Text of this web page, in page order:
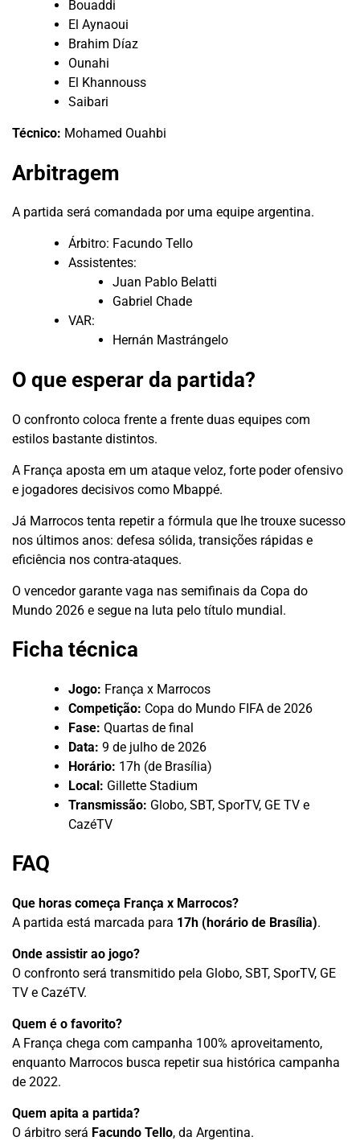
Bouaddi
El Aynaoui
Brahim Díaz
Ounahi
El Khannouss
Saibari
Técnico: Mohamed Ouahbi
Arbitragem
A partida será comandada por uma equipe argentina.
Árbitro: Facundo Tello
Assistentes:
Juan Pablo Belatti
Gabriel Chade
VAR:
Hernán Mastrángelo
O que esperar da partida?
O confronto coloca frente a frente duas equipes com
estilos bastante distintos.
A França aposta em um ataque veloz, forte poder ofensivo
e jogadores decisivos como Mbappé.
Já Marrocos tenta repetir a fórmula que lhe trouxe sucesso
nos últimos anos: defesa sólida, transições rápidas e
eficiência nos contra-ataques.
O vencedor garante vaga nas semifinais da Copa do
Mundo 2026 e segue na luta pelo título mundial.
Ficha técnica
Jogo: França x Marrocos
Competição: Copa do Mundo FIFA de 2026
Fase: Quartas de final
Data: 9 de julho de 2026
Horário: 17h (de Brasília)
Local: Gillette Stadium
Transmissão: Globo, SBT, SporTV, GE TV e
CazéTV
FAQ
Que horas começa França x Marrocos?
A partida está marcada para 17h (horário de Brasília).
Onde assistir ao jogo?
O confronto será transmitido pela Globo, SBT, SporTV, GE
TV e CazéTV.
Quem é o favorito?
A França chega com campanha 100% aproveitamento,
enquanto Marrocos busca repetir sua histórica campanha
de 2022.
Quem apita a partida?
O árbitro será Facundo Tello, da Argentina.